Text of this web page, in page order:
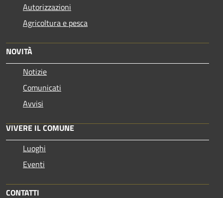
Autorizzazioni
Agricoltura e pesca
NOVITÀ
Notizie
Comunicati
Avvisi
VIVERE IL COMUNE
Luoghi
Eventi
CONTATTI